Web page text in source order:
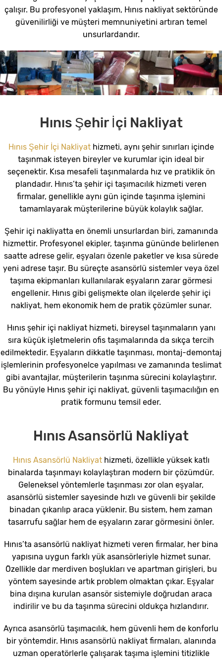
çalışır. Bu profesyonel yaklaşım, Hınıs nakliyat sektöründe
güvenilirliği ve müşteri memnuniyetini artıran temel
unsurlardandır.
Hınıs Şehir İçi Nakliyat
Hınıs Şehir İçi Nakliyat hizmeti, aynı şehir sınırları içinde
taşınmak isteyen bireyler ve kurumlar için ideal bir
seçenektir. Kısa mesafeli taşınmalarda hız ve pratiklik ön
plandadır. Hınıs’ta şehir içi taşımacılık hizmeti veren
firmalar, genellikle aynı gün içinde taşınma işlemini
tamamlayarak müşterilerine büyük kolaylık sağlar.
Şehir içi nakliyatta en önemli unsurlardan biri, zamanında
hizmettir. Profesyonel ekipler, taşınma gününde belirlenen
saatte adrese gelir, eşyaları özenle paketler ve kısa sürede
yeni adrese taşır. Bu süreçte asansörlü sistemler veya özel
taşıma ekipmanları kullanılarak eşyaların zarar görmesi
engellenir. Hınıs gibi gelişmekte olan ilçelerde şehir içi
nakliyat, hem ekonomik hem de pratik çözümler sunar.
Hınıs şehir içi nakliyat hizmeti, bireysel taşınmaların yanı
sıra küçük işletmelerin ofis taşımalarında da sıkça tercih
edilmektedir. Eşyaların dikkatle taşınması, montaj-demontaj
işlemlerinin profesyonelce yapılması ve zamanında teslimat
gibi avantajlar, müşterilerin taşınma sürecini kolaylaştırır.
Bu yönüyle Hınıs şehir içi nakliyat, güvenli taşımacılığın en
pratik formunu temsil eder.
Hınıs Asansörlü Nakliyat
Hınıs Asansörlü Nakliyat hizmeti, özellikle yüksek katlı
binalarda taşınmayı kolaylaştıran modern bir çözümdür.
Geleneksel yöntemlerle taşınması zor olan eşyalar,
asansörlü sistemler sayesinde hızlı ve güvenli bir şekilde
binadan çıkarılıp araca yüklenir. Bu sistem, hem zaman
tasarrufu sağlar hem de eşyaların zarar görmesini önler.
Hınıs’ta asansörlü nakliyat hizmeti veren firmalar, her bina
yapısına uygun farklı yük asansörleriyle hizmet sunar.
Özellikle dar merdiven boşlukları ve apartman girişleri, bu
yöntem sayesinde artık problem olmaktan çıkar. Eşyalar
bina dışına kurulan asansör sistemiyle doğrudan araca
indirilir ve bu da taşınma sürecini oldukça hızlandırır.
Ayrıca asansörlü taşımacılık, hem güvenli hem de konforlu
bir yöntemdir. Hınıs asansörlü nakliyat firmaları, alanında
uzman operatörlerle çalışarak taşıma işlemini titizlikle